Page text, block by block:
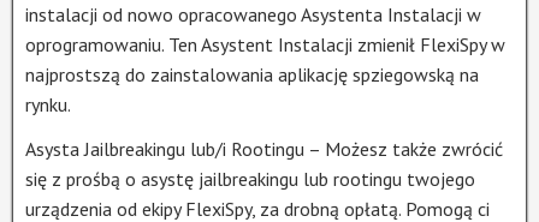
instalacji od nowo opracowanego Asystenta Instalacji w
oprogramowaniu. Ten Asystent Instalacji zmienił FlexiSpy w
najprostszą do zainstalowania aplikację spziegowską na
rynku.
Asysta Jailbreakingu lub/i Rootingu – Możesz także zwrócić
się z prośbą o asystę jailbreakingu lub rootingu twojego
urządzenia od ekipy FlexiSpy, za drobną opłatą. Pomogą ci